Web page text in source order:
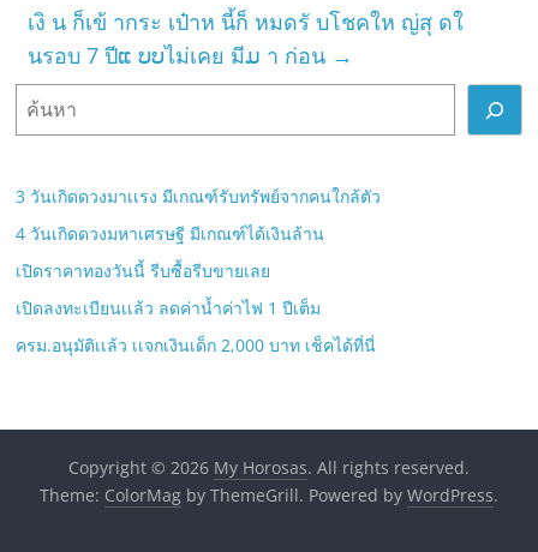
เงิ น ก็เข้ ากระ เป๋าห นี้ก็ หมดรั บโชคให ญ่สุ ดใ
นรอบ 7 ปีແ ບບไม่เคย มีມ า ก่อน →
3 วันเกิดดวงมาเเรง มีเกณฑ์รับทรัพย์จากคนใกล้ตัว
4 วันเกิดดวงมหาเศรษฐี มีเกณฑ์ได้เงินล้าน
เปิดราคาทองวันนี้ รีบซื้อรีบขายเลย
เปิดลงทะเบียนเเล้ว ลดค่าน้ำค่าไฟ 1 ปีเต็ม
ครม.อนุมัติเเล้ว เเจกเงินเด็ก 2,000 บาท เช็คได้ที่นี่
Copyright © 2026 My Horosas. All rights reserved.
Theme: ColorMagby ThemeGrill. Powered by WordPress.